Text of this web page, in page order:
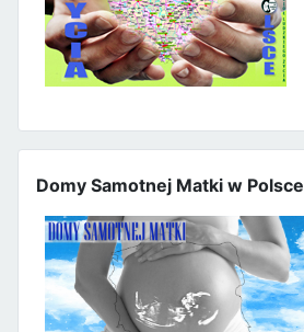
Domy Samotnej Matki w Polsce